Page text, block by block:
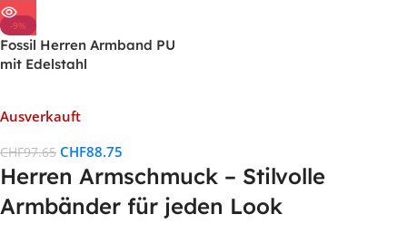
-9%
Fossil Herren Armband PU
mit Edelstahl
Ausverkauft
CHF97.65 CHF88.75
Herren Armschmuck – Stilvolle
Armbänder für jeden Look